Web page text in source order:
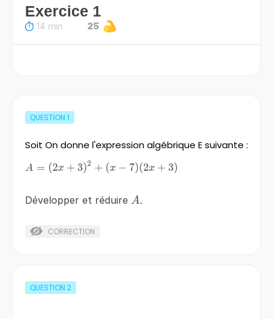
Exercice 1
14 min 25
QUESTION 1
Soit On donne l'expression algébrique E suivante :
A
2x
3
-7
)(
A = (2x + 3)2 + (x − 7)(2x + 3)
Développer et réduire A.
A.
CORRECTION
QUESTION 2